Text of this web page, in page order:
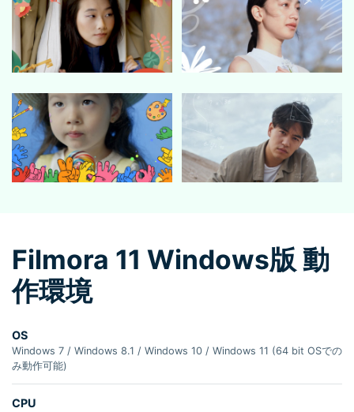
Filmora 11 Windows版 動
作環境
OS
Windows 7 / Windows 8.1 / Windows 10 / Windows 11 (64 bit OSでの
み動作可能)
CPU